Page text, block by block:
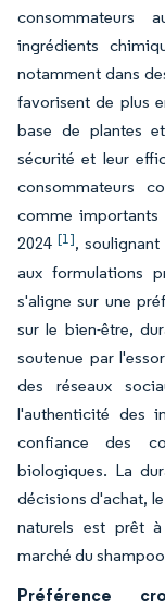
consommateurs
ingrédients
notamment dans
favorisent de plus
base de plantes
sécurité et leur
consommateurs
comme importants
2024[1],
aux formulations
s'aligne sur une
sur le bien-être,
soutenue par
des réseaux
l'authenticité des
confiance des
biologiques. La
décisions d'achat,
naturels est prêt
marché du
Préférence